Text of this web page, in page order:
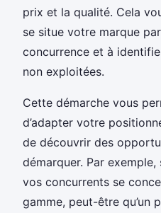
prix et la qualité. Cela
se situe votre marque
concurrence et à
non exploitées.
Cette démarche vous
d’adapter votre
de découvrir des
démarquer. Par
vos concurrents se
gamme, peut-être qu’un